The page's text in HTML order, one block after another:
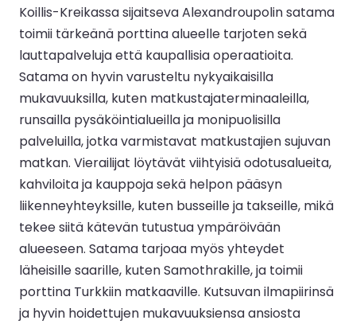
Koillis-Kreikassa sijaitseva Alexandroupolin satama
toimii tärkeänä porttina alueelle tarjoten sekä
lauttapalveluja että kaupallisia operaatioita.
Satama on hyvin varusteltu nykyaikaisilla
mukavuuksilla, kuten matkustajaterminaaleilla,
runsailla pysäköintialueilla ja monipuolisilla
palveluilla, jotka varmistavat matkustajien sujuvan
matkan. Vierailijat löytävät viihtyisiä odotusalueita,
kahviloita ja kauppoja sekä helpon pääsyn
liikenneyhteyksille, kuten busseille ja takseille, mikä
tekee siitä kätevän tutustua ympäröivään
alueeseen. Satama tarjoaa myös yhteydet
läheisille saarille, kuten Samothrakille, ja toimii
porttina Turkkiin matkaaville. Kutsuvan ilmapiirinsä
ja hyvin hoidettujen mukavuuksiensa ansiosta